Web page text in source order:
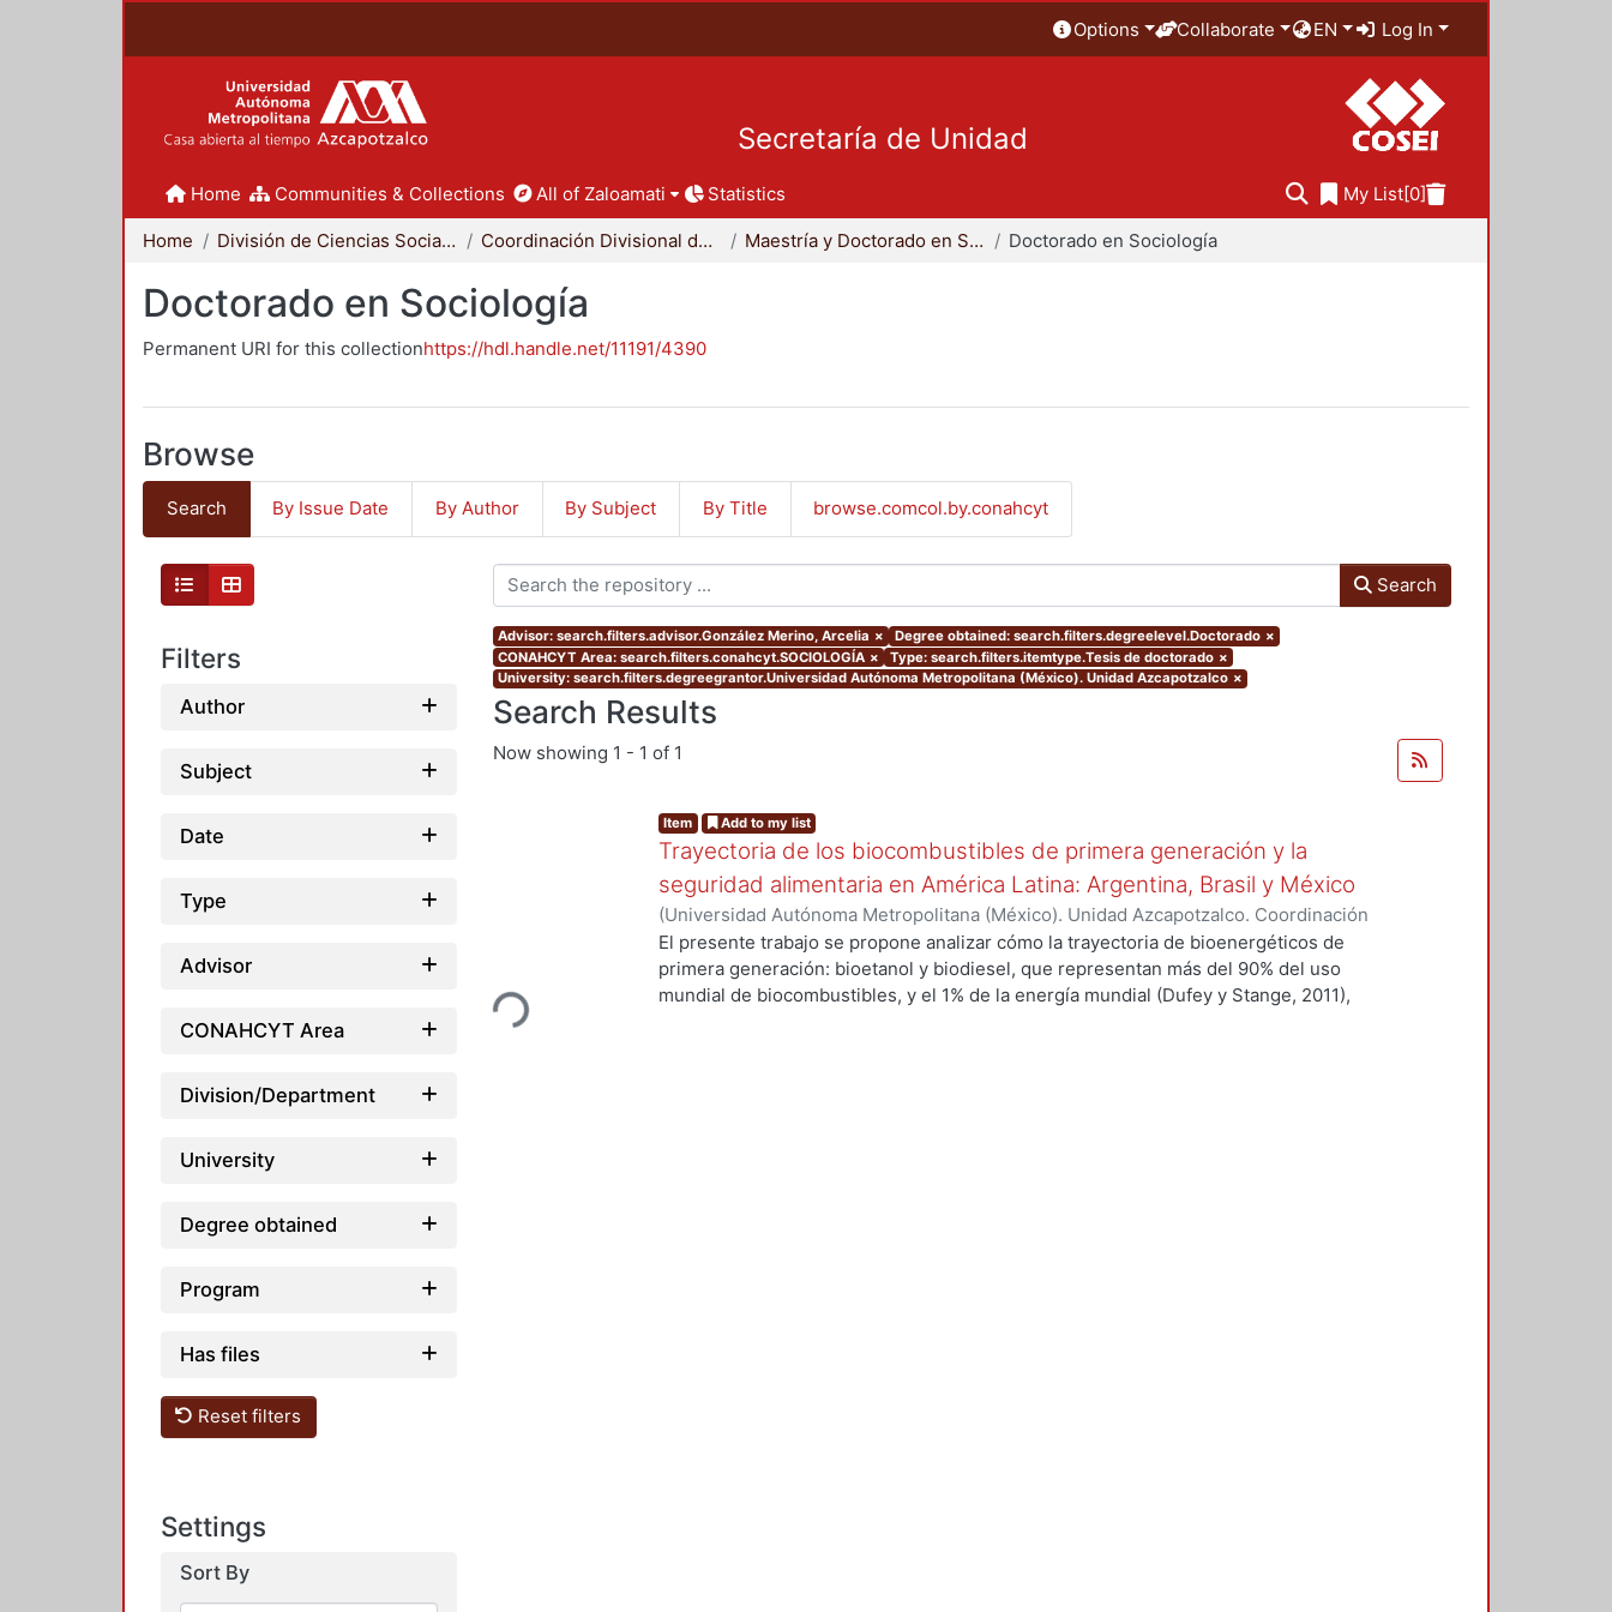
Options Collaborate EN Log In
Secretaría de Unidad
Home Communities & Collections All of Zaloamati Statistics My List[0]
Home División de Ciencias Sociales y Humanidades Coordinación Divisional de Posgrado Maestría y Doctorado en Sociología Doctorado en Sociología
Doctorado en Sociología
Permanent URI for this collectionhttps://hdl.handle.net/11191/4390
Browse
Search By Issue Date By Author By Subject By Title browse.comcol.by.conahcyt
Filters
Author
Subject
Date
Type
Advisor
CONAHCYT Area
Division/Department
University
Degree obtained
Program
Has files
Reset filters
Settings
Sort By
Search
Advisor: search.filters.advisor.González Merino, Arcelia × Degree obtained: search.filters.degreelevel.Doctorado ×
CONAHCYT Area: search.filters.conahcyt.SOCIOLOGÍA × Type: search.filters.itemtype.Tesis de doctorado ×
University: search.filters.degreegrantor.Universidad Autónoma Metropolitana (México). Unidad Azcapotzalco ×
Search Results
Now showing 1 - 1 of 1
Loading...
Item Add to my list
Trayectoria de los biocombustibles de primera generación y la
seguridad alimentaria en América Latina: Argentina, Brasil y México
(Universidad Autónoma Metropolitana (México). Unidad Azcapotzalco. Coordinación
de Servicios de Información.,2014-06-02)Sarmiento, Blanca Idalia
El presente trabajo se propone analizar cómo la trayectoria de bioenergéticos de
primera generación: bioetanol y biodiesel, que representan más del 90% del uso
mundial de biocombustibles, y el 1% de la energía mundial (Dufey y Stange, 2011),